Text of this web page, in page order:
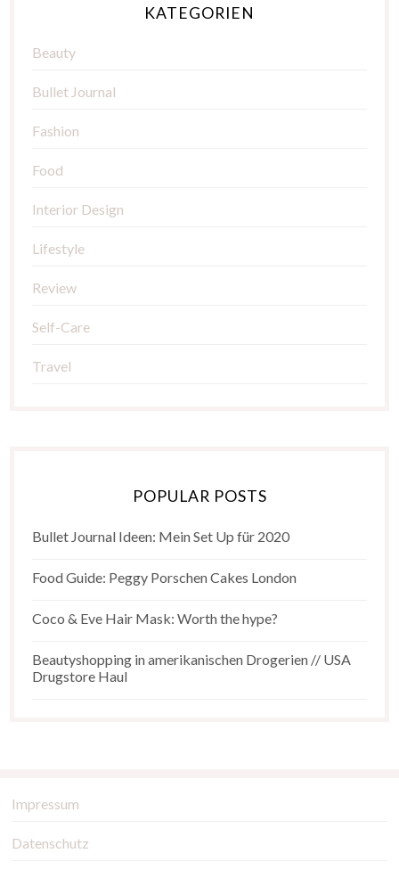
KATEGORIEN
Beauty
Bullet Journal
Fashion
Food
Interior Design
Lifestyle
Review
Self-Care
Travel
POPULAR POSTS
Bullet Journal Ideen: Mein Set Up für 2020
Food Guide: Peggy Porschen Cakes London
Coco & Eve Hair Mask: Worth the hype?
Beautyshopping in amerikanischen Drogerien // USA
Drugstore Haul
Impressum
Datenschutz